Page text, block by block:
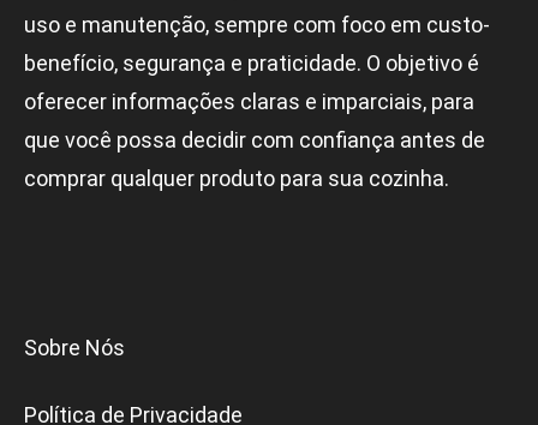
uso e manutenção, sempre com foco em custo-
benefício, segurança e praticidade. O objetivo é
oferecer informações claras e imparciais, para
que você possa decidir com confiança antes de
comprar qualquer produto para sua cozinha.
Sobre Nós
Política de Privacidade